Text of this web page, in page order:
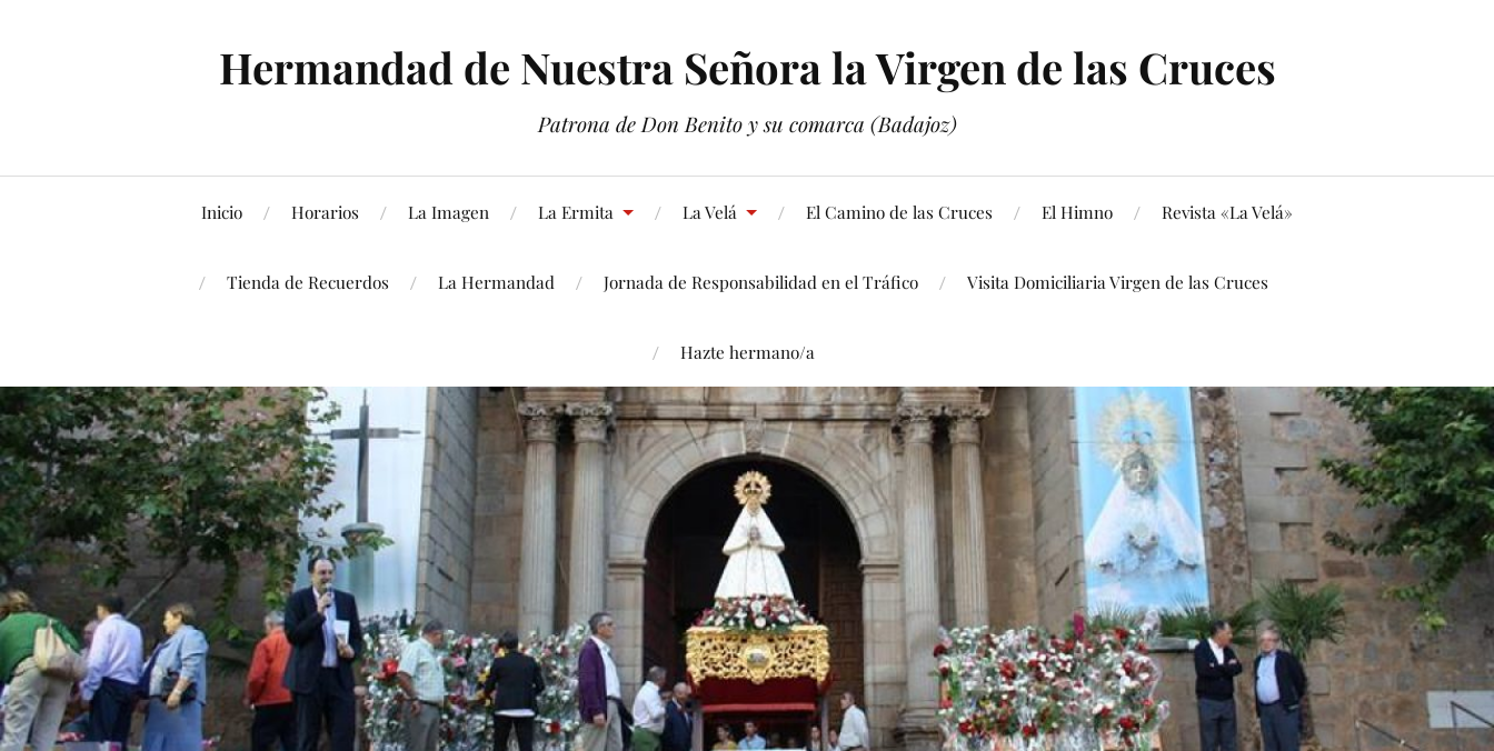
Hermandad de Nuestra Señora la Virgen de las Cruces
Patrona de Don Benito y su comarca (Badajoz)
Inicio Horarios La Imagen La Ermita La Velá El Camino de las Cruces El Himno Revista «La Velá»
Tienda de Recuerdos La Hermandad Jornada de Responsabilidad en el Tráfico Visita Domiciliaria Virgen de las Cruces
Hazte hermano/a